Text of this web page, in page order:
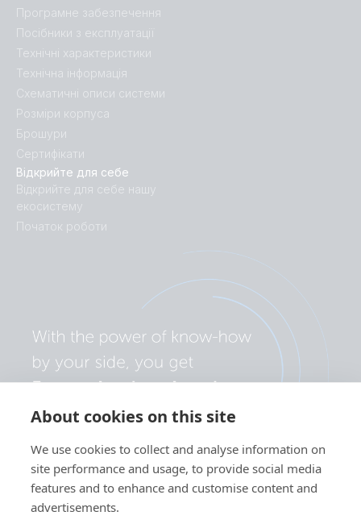
About cookies on this site
We use cookies to collect and analyse information on
site performance and usage, to provide social media
features and to enhance and customise content and
advertisements.
Відкрийте для себе
Відкрийте для себе нашу
екосистему
Початок роботи
Програмне забезпечення
Посібники з експлуатації
Технічні характеристики
Технічна інформація
Схематичні описи системи
Розміри корпуса
Брошури
Сертифікати